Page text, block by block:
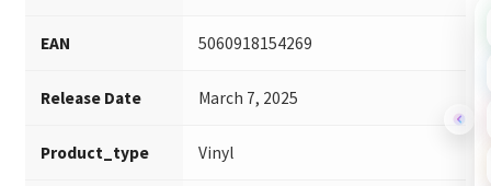
EAN 5060918154269
Release Date March 7, 2025
Product_type Vinyl